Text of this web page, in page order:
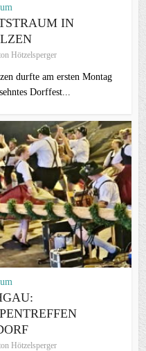
IN
Hötzelsperger
durfte am ersten Montag
Dorffest...
Hötzelsperger